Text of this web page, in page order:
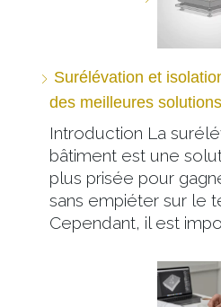
Surélévation et
des meilleures solutions
Introduction La
bâtiment est une
plus prisée pour
sans empiéter sur le
Cependant, il est